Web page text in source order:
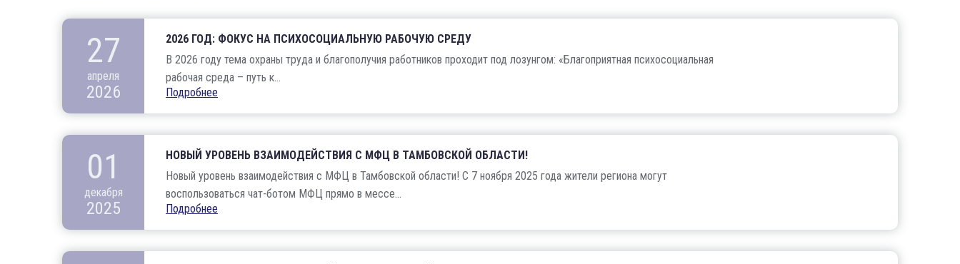
27
апреля
2026
2026 ГОД: ФОКУС НА ПСИХОСОЦИАЛЬНУЮ РАБОЧУЮ СРЕДУ
В 2026 году тема охраны труда и благополучия работников проходит под лозунгом: «Благоприятная психосоциальная
рабочая среда – путь к...
Подробнее
01
декабря
2025
НОВЫЙ УРОВЕНЬ ВЗАИМОДЕЙСТВИЯ С МФЦ В ТАМБОВСКОЙ ОБЛАСТИ!
Новый уровень взаимодействия с МФЦ в Тамбовской области! С 7 ноября 2025 года жители региона могут
воспользоваться чат-ботом МФЦ прямо в мессе...
Подробнее